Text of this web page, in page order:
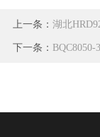
上一条： 湖北
下一条：